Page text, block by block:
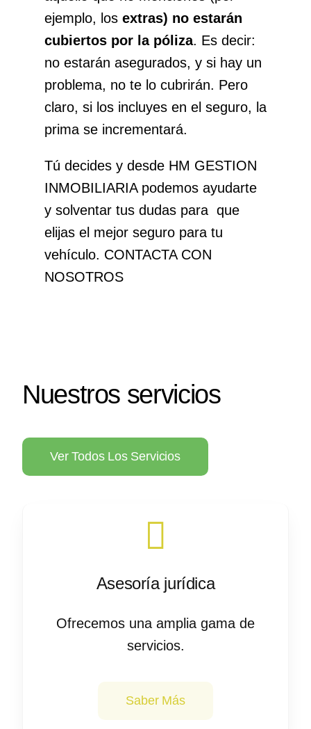
ejemplo, los extras) no estarán
cubiertos por la póliza. Es decir:
no estarán asegurados, y si hay un
problema, no te lo cubrirán. Pero
claro, si los incluyes en el seguro, la
prima se incrementará.
Tú decides y desde HM GESTION
INMOBILIARIA podemos ayudarte
y solventar tus dudas para que
elijas el mejor seguro para tu
vehículo. CONTACTA CON
NOSOTROS
Nuestros servicios
Ver Todos Los Servicios
Asesoría jurídica
Ofrecemos una amplia gama de
servicios.
Saber Más